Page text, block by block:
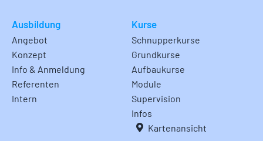
Ausbildung
Angebot
Konzept
Info & Anmeldung
Referenten
Intern
Kurse
Schnupperkurse
Grundkurse
Aufbaukurse
Module
Supervision
Infos
Kartenansicht